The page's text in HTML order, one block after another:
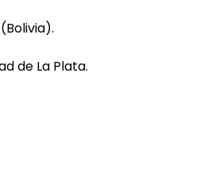
de La Plata.